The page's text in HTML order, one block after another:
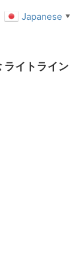
ライトライン
Japanese ▼